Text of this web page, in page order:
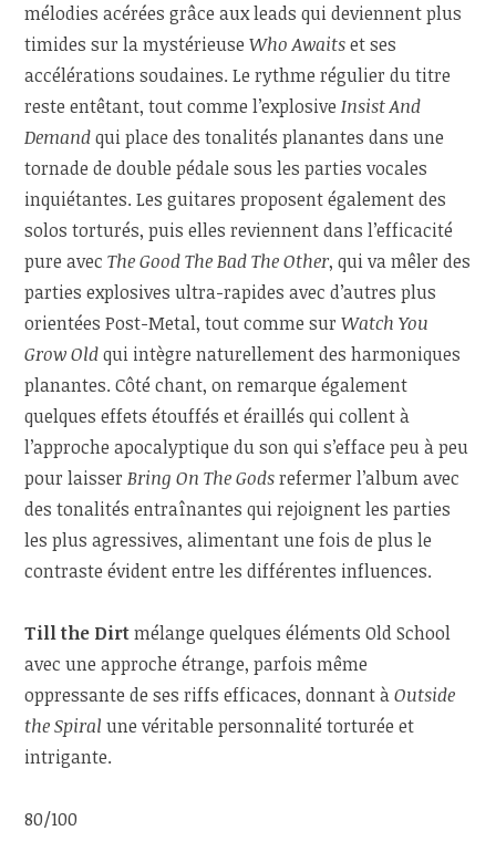
mélodies acérées grâce aux leads qui deviennent plus
timides sur la mystérieuseWho Awaitset ses
accélérations soudaines. Le rythme régulier du titre
reste entêtant, tout comme l’explosiveInsist And
Demandqui place des tonalités planantes dans une
tornade de double pédale sous les parties vocales
inquiétantes. Les guitares proposent également des
solos torturés, puis elles reviennent dans l’efficacité
pure avecThe Good The Bad The Other, qui va mêler des
parties explosives ultra-rapides avec d’autres plus
orientées Post-Metal, tout comme surWatch You
Grow Oldqui intègre naturellement des harmoniques
planantes. Côté chant, on remarque également
quelques effets étouffés et éraillés qui collent à
l’approche apocalyptique du son qui s’efface peu à peu
pour laisserBring On The Godsrefermer l’album avec
des tonalités entraînantes qui rejoignent les parties
les plus agressives, alimentant une fois de plus le
contraste évident entre les différentes influences.
Till the Dirtmélange quelques éléments Old School
avec une approche étrange, parfois même
oppressante de ses riffs efficaces, donnant àOutside
the Spiral une véritable personnalité torturée et
intrigante.
80/100